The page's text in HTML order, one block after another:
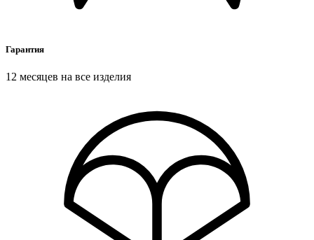
Гарантия
12 месяцев на все изделия